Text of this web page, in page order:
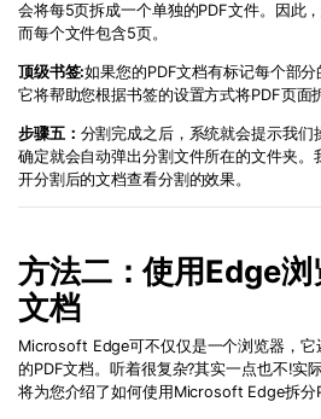
会将每5页拆成一个单独的PDF文件。因此
而每个文件包含5页。
顶级书签:如果您的PDF文档有标记每个部分
它将帮助您根据书签的设置方式将PDF页面
步骤五： 分割完成之后，系统就会提示我们
确定就会自动弹出分割文件所在的文件夹。
开分割后的文档查看分割的效果。
方法二：使用Edge浏
文档
Microsoft Edge可不仅仅是一个浏览器，它
的PDF文档。听着很复杂?其实一点也不!实
将为您介绍了如何使用Microsoft Edge拆分